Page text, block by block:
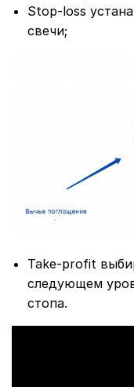
Stop-loss
свечи;
Take-profit
следующем
стопа.